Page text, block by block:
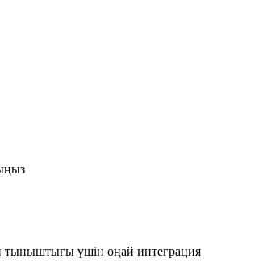
тыныштығы үшін оңай интеграция